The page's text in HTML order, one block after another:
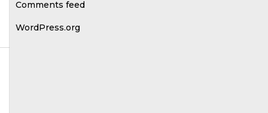
Comments feed
WordPress.org